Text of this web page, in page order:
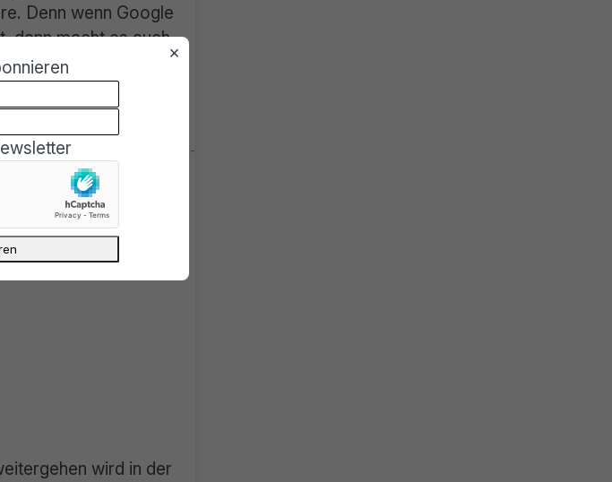
Denn wenn Google
dann macht es auch
die Videos
Google um die
mittendrin.
wird in der
×